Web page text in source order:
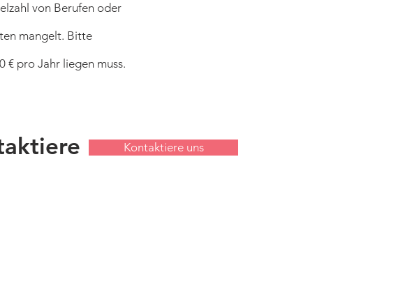
von Berufen oder
mangelt. Bitte
€ pro Jahr liegen muss.
Kontaktiere uns